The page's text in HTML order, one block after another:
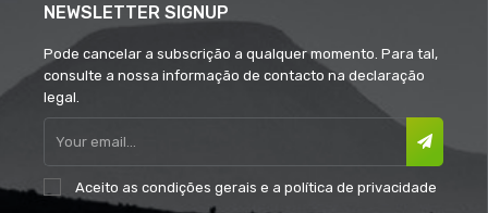
NEWSLETTER SIGNUP
Pode cancelar a subscrição a qualquer momento. Para tal,
consulte a nossa informação de contacto na declaração
legal.
Aceito as condições gerais e a política de privacidade